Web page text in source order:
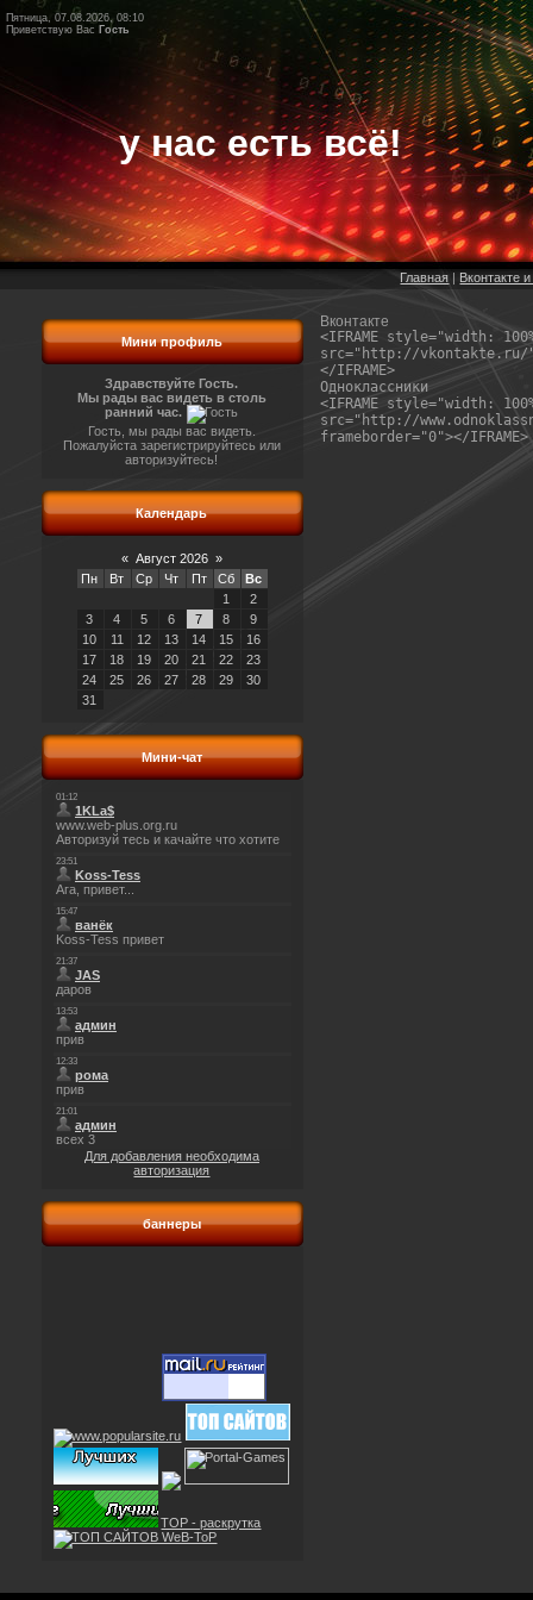
Пятница, 07.08.2026, 08:10
Приветствую Вас Гость
у нас есть всё!
Главная |Вконтакте
Мини профиль
Здравствуйте Гость.
Мы рады вас видеть в столь
ранний час.
Гость, мы рады вас видеть.
Пожалуйста зарегистрируйтесь или
авторизуйтесь!
Календарь
« Август 2026 »
Пн
Вт Ср Чт Пт Сб
Вс
1
2
3
4 5 6 7 8
9
10
11 12 13 14 15
16
17
18 19 20 21 22
23
24
25 26 27 28 29
30
31
Мини-чат
Для добавления необходима
авторизация
баннеры
TOP - раскрутка
Вконтакте
<IFRAME style="width:
src="http://vkontakte.ru/
</IFRAME>
Одноклассники
<IFRAME style="width:
src="http://
frameborder="0"></IFRAME>